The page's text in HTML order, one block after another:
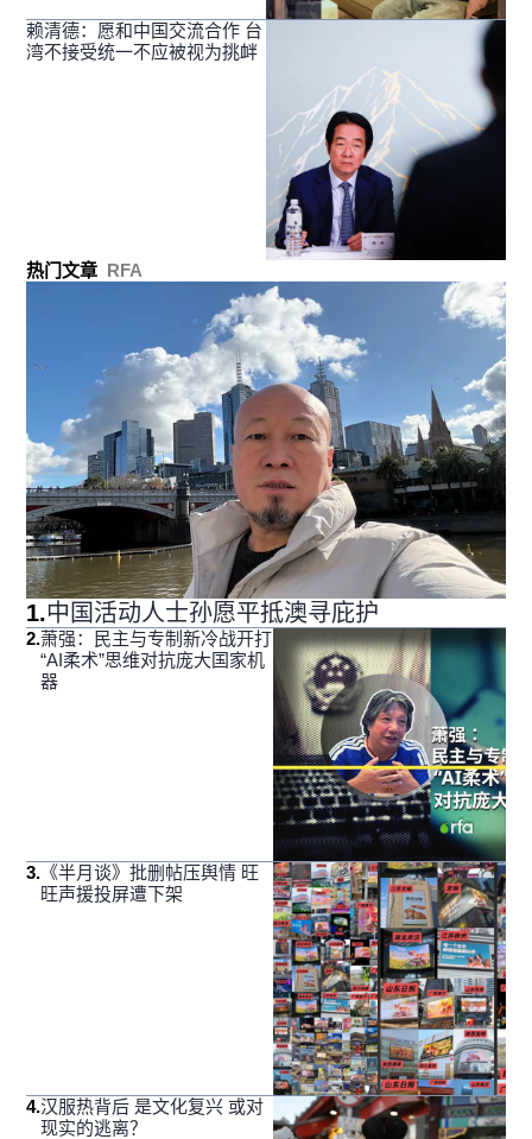
赖清德：愿和中国交流合作 台
湾不接受统一不应被视为挑衅
热门文章 RFA
1.中国活动人士孙愿平抵澳寻庇护
2.萧强：民主与专制新冷战开打
“AI柔术”思维对抗庞大国家机
器
3. 《半月谈》批删帖压舆情 旺
旺声援投屏遭下架
4.汉服热背后 是文化复兴 或对
现实的逃离？